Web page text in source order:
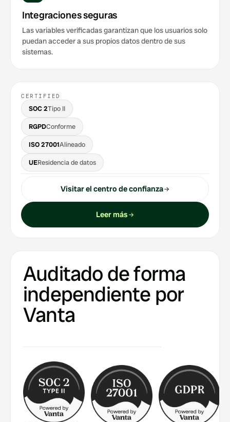
Integraciones seguras
Las variables verificadas garantizan que los usuarios solo
puedan acceder a sus propios datos dentro de sus
sistemas.
CERTIFIED
SOC 2Tipo II
RGPDConforme
ISO 27001Alineado
UEResidencia de datos
Visitar el centro de confianza
Leer más
Auditado de forma
independiente por
Vanta